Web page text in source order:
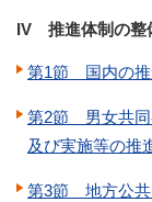
IV 推進体制の整
第1節 国内の推
第2節 男女共同
及び実施等の推
第3節 地方公共